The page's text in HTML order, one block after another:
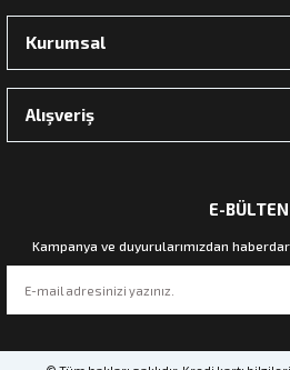
Kurumsal
Alışveriş
E-BÜLTEN
Kampanya ve duyurularımızdan